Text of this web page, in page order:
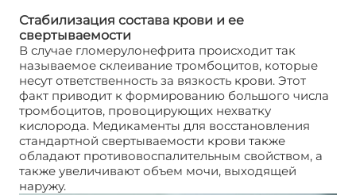
Стабилизация состава крови и ее
свертываемости
В случае гломерулонефрита происходит так
называемое склеивание тромбоцитов, которые
несут ответственность за вязкость крови. Этот
факт приводит к формированию большого числа
тромбоцитов, провоцирующих нехватку
кислорода. Медикаменты для восстановления
стандартной свертываемости крови также
обладают противовоспалительным свойством, а
также увеличивают объем мочи, выходящей
наружу.